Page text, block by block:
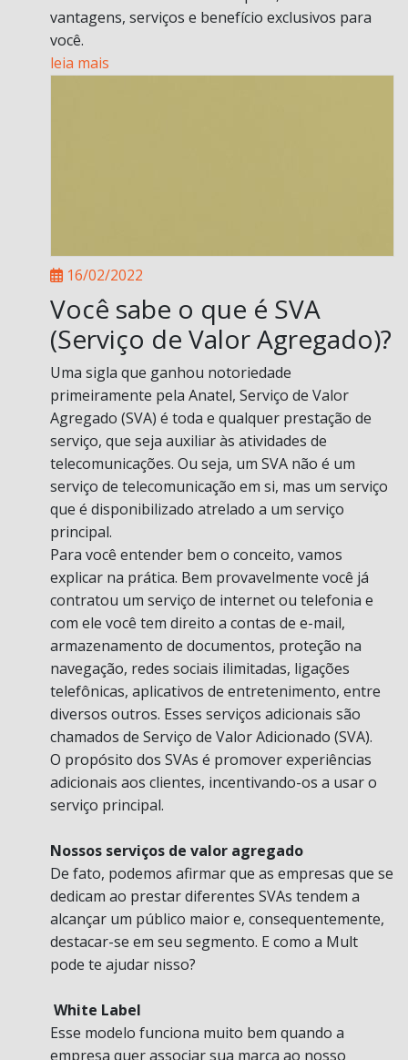
vantagens, serviços e benefício exclusivos para
você.
leia mais
16/02/2022
Você sabe o que é SVA
(Serviço de Valor Agregado)?
Uma sigla que ganhou notoriedade
primeiramente pela Anatel, Serviço de Valor
Agregado (SVA) é toda e qualquer prestação de
serviço, que seja auxiliar às atividades de
telecomunicações. Ou seja, um SVA não é um
serviço de telecomunicação em si, mas um serviço
que é disponibilizado atrelado a um serviço
principal.
Para você entender bem o conceito, vamos
explicar na prática. Bem provavelmente você já
contratou um serviço de internet ou telefonia e
com ele você tem direito a contas de e-mail,
armazenamento de documentos, proteção na
navegação, redes sociais ilimitadas, ligações
telefônicas, aplicativos de entretenimento, entre
diversos outros. Esses serviços adicionais são
chamados de Serviço de Valor Adicionado (SVA).
O propósito dos SVAs é promover experiências
adicionais aos clientes, incentivando-os a usar o
serviço principal.
Nossos serviços de valor agregado
De fato, podemos afirmar que as empresas que se
dedicam ao prestar diferentes SVAs tendem a
alcançar um público maior e, consequentemente,
destacar-se em seu segmento. E como a Mult
pode te ajudar nisso?
White Label
Esse modelo funciona muito bem quando a
empresa quer associar sua marca ao nosso